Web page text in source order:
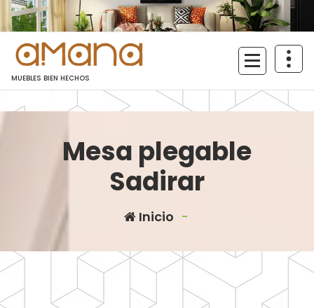
Saltar
al
contenido
MUEBLES BIEN HECHOS
Mesa plegable
Sadirar
Inicio -